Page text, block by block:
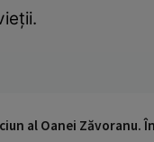
al Oanei